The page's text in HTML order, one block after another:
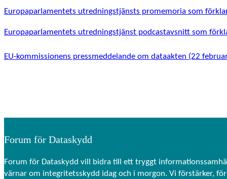
Europaparlamentets utredningstjänsts promemoria som
Europaparlamentets utredningstjänst podcastavsnitt som
EU-kommissionens pressmeddelande om dataakten (22
Forum för Dataskydd
Forum för Dataskydd vill bidra till ett tryggt
värnar om integritetsskydd idag och i morgon. Vi förstärker,